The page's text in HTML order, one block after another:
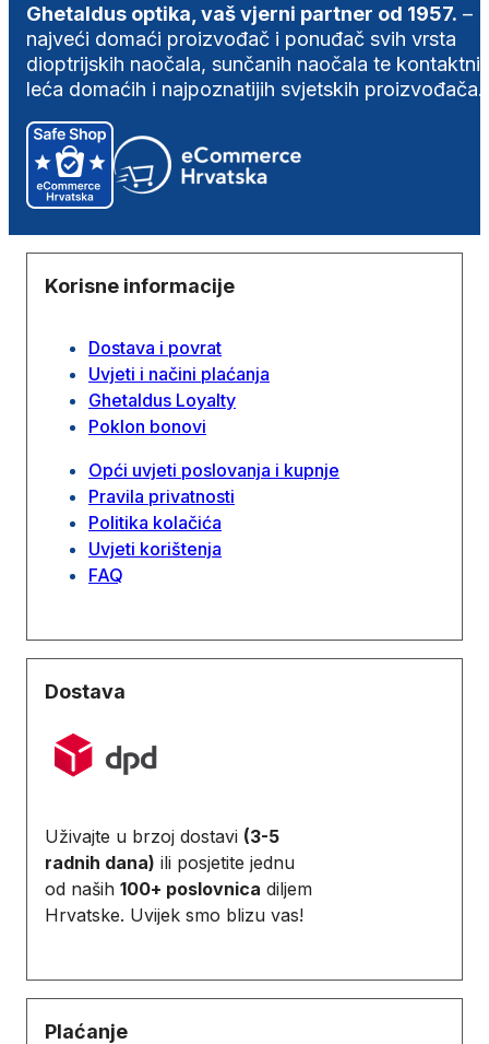
Ghetaldus optika, vaš vjerni partner od 1957. –
najveći domaći proizvođač i ponuđač svih vrsta
dioptrijskih naočala, sunčanih naočala te
leća domaćih i najpoznatijih svjetskih proizvođača.
Korisne informacije
Dostava i povrat
Uvjeti i načini plaćanja
Ghetaldus Loyalty
Poklon bonovi
Opći uvjeti poslovanja i kupnje
Pravila privatnosti
Politika kolačića
Uvjeti korištenja
FAQ
Dostava
Uživajte u brzoj dostavi (3-5
radnih dana) ili posjetite jednu
od naših 100+ poslovnica diljem
Hrvatske. Uvijek smo blizu vas!
Plaćanje